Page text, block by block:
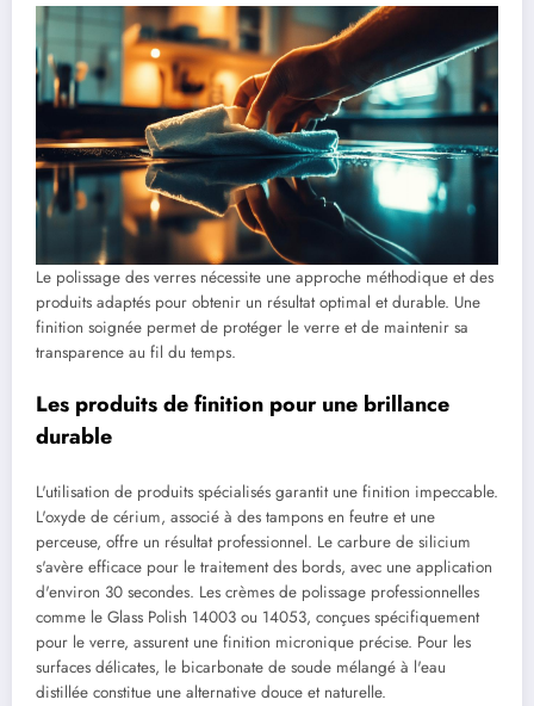
Le polissage des verres nécessite une approche méthodique et des
produits adaptés pour obtenir un résultat optimal et durable. Une
finition soignée permet de protéger le verre et de maintenir sa
transparence au fil du temps.
Les produits de finition pour une brillance
durable
L'utilisation de produits spécialisés garantit une finition impeccable.
L'oxyde de cérium, associé à des tampons en feutre et une
perceuse, offre un résultat professionnel. Le carbure de silicium
s'avère efficace pour le traitement des bords, avec une application
d'environ 30 secondes. Les crèmes de polissage professionnelles
comme le Glass Polish 14003 ou 14053, conçues spécifiquement
pour le verre, assurent une finition micronique précise. Pour les
surfaces délicates, le bicarbonate de soude mélangé à l'eau
distillée constitue une alternative douce et naturelle.